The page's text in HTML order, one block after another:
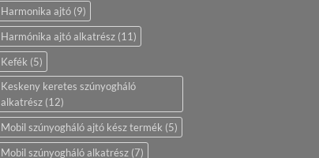
Harmonika ajtó (9)
Harmónika ajtó alkatrész (11)
Kefék (5)
Keskeny keretes szúnyogháló
alkatrész (12)
Mobil szúnyogháló ajtó kész termék (5)
Mobil szúnyogháló alkatrész (7)